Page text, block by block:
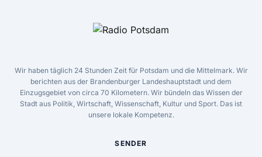
Wir haben täglich 24 Stunden Zeit für Potsdam und die Mittelmark. Wir
berichten aus der Brandenburger Landeshauptstadt und dem
Einzugsgebiet von circa 70 Kilometern. Wir bündeln das Wissen der
Stadt aus Politik, Wirtschaft, Wissenschaft, Kultur und Sport. Das ist
unsere lokale Kompetenz.
SENDER